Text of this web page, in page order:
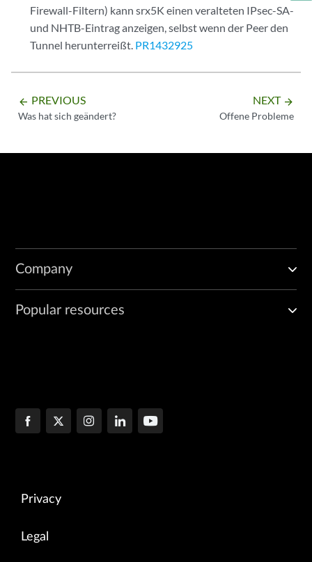
Firewall-Filtern) kann srx5K einen veralteten IPsec-SA-
und NHTB-Eintrag anzeigen, selbst wenn der Peer den
Tunnel herunterreißt. PR1432925
arrow_backward PREVIOUS
Was hat sich geändert?
NEXT arrow_forward
Offene Probleme
Company
Popular resources
Privacy
Legal